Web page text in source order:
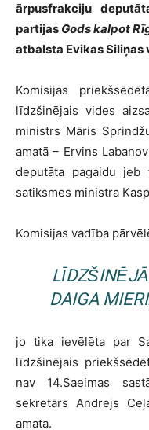
ārpusfrakciju
partijas Gods kalpot
atbalsta Evikas Siliņas
Komisijas
līdzšinējais vides
ministrs Māris
amatā – Ervins
deputāta pagaidu jeb
satiksmes ministra
Komisijas vadība
DAIGA
jo tika ievēlēta par
līdzšinējais
nav 14.Saeimas
sekretārs Andrejs
amata.